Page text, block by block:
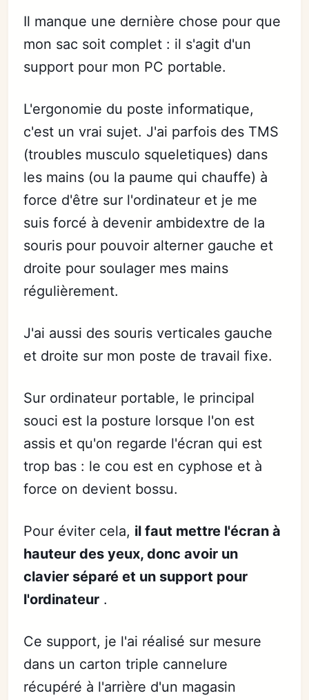
Il manque une dernière chose pour que
mon sac soit complet : il s'agit d'un
support pour mon PC portable.
L'ergonomie du poste informatique,
c'est un vrai sujet. J'ai parfois des TMS
(troubles musculo squeletiques) dans
les mains (ou la paume qui chauffe) à
force d'être sur l'ordinateur et je me
suis forcé à devenir ambidextre de la
souris pour pouvoir alterner gauche et
droite pour soulager mes mains
régulièrement.
J'ai aussi des souris verticales gauche
et droite sur mon poste de travail fixe.
Sur ordinateur portable, le principal
souci est la posture lorsque l'on est
assis et qu'on regarde l'écran qui est
trop bas : le cou est en cyphose et à
force on devient bossu.
Pour éviter cela, il faut mettre l'écran à
hauteur des yeux, donc avoir un
clavier séparé et un support pour
l'ordinateur .
Ce support, je l'ai réalisé sur mesure
dans un carton triple cannelure
récupéré à l'arrière d'un magasin